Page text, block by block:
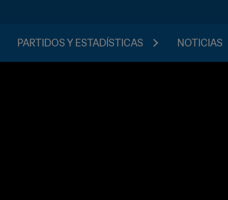
PARTIDOS Y ESTADÍSTICAS NOTICIAS